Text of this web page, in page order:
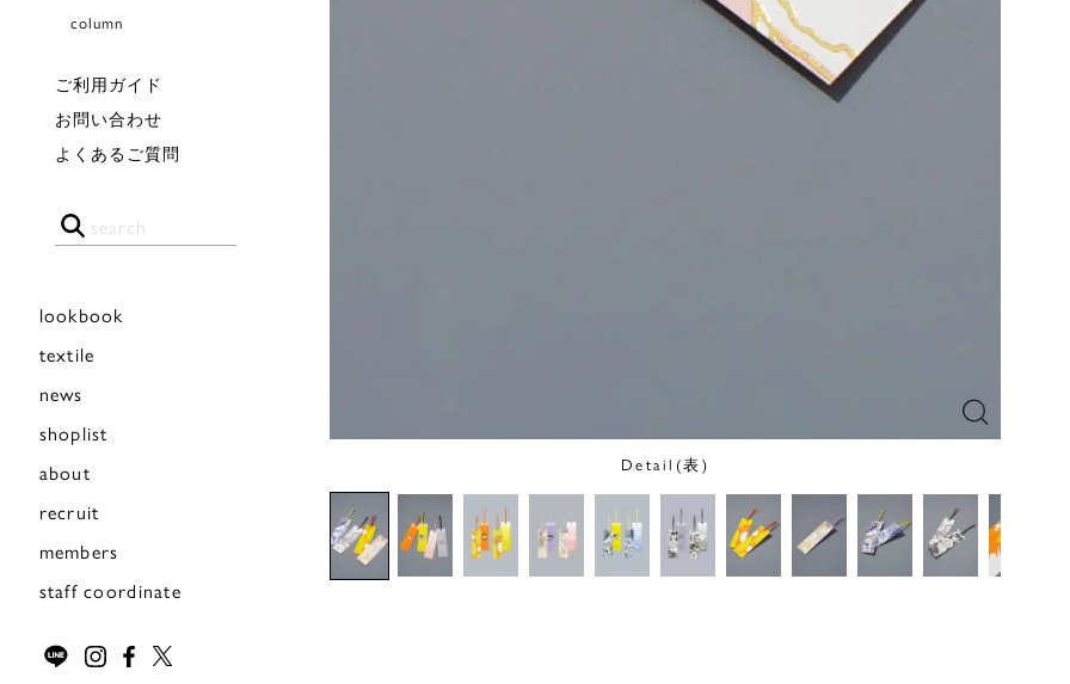
column
ご利用ガイド
お問い合わせ
よくあるご質問
lookbook
textile
news
shoplist
about
recruit
members
staff coordinate
Detail(表)